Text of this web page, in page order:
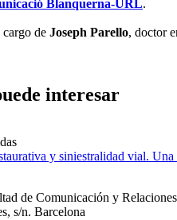
Blanquerna-URL.
de Joseph Parello, doctor
interesar
y siniestralidad vial.
de Comunicación y
s/n. Barcelona